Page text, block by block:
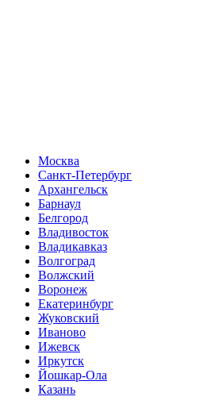
Москва
Санкт-Петербург
Архангельск
Барнаул
Белгород
Владивосток
Владикавказ
Волгоград
Волжский
Воронеж
Екатеринбург
Жуковский
Иваново
Ижевск
Иркутск
Йошкар-Ола
Казань